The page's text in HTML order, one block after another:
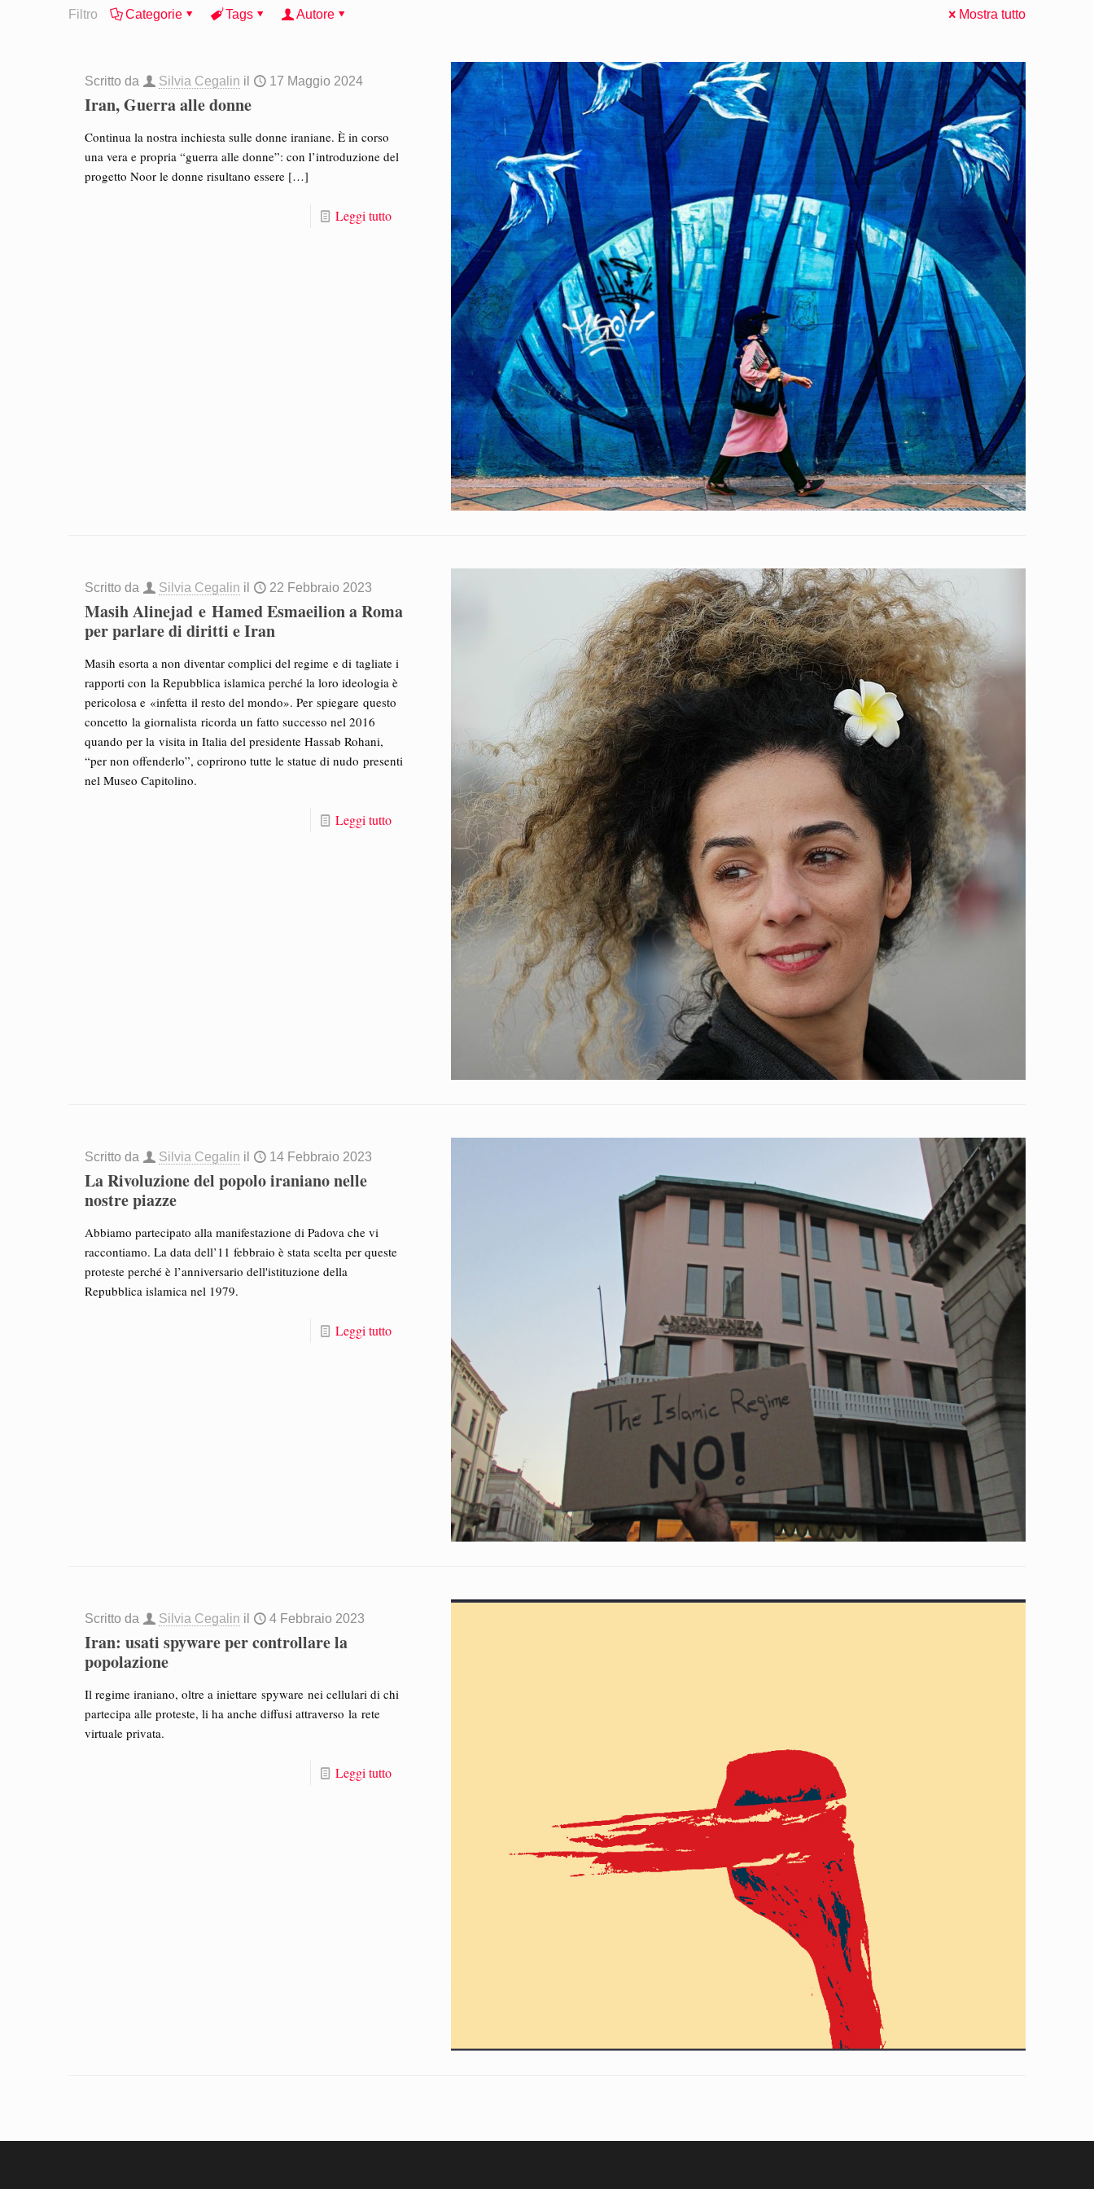
Filtro Categorie Tags Autore Mostra tutto
Scritto da Silvia Cegalin il 17 Maggio 2024
Iran, Guerra alle donne
Continua la nostra inchiesta sulle donne iraniane. È in corso
una vera e propria “guerra alle donne”: con l’introduzione del
progetto Noor le donne risultano essere […]
Leggi tutto
Scritto da Silvia Cegalin il 22 Febbraio 2023
Masih Alinejad e Hamed Esmaeilion a Roma
per parlare di diritti e Iran
Masih esorta a non diventar complici del regime e di tagliate i
rapporti con la Repubblica islamica perché la loro ideologia è
pericolosa e «infetta il resto del mondo». Per spiegare questo
concetto la giornalista ricorda un fatto successo nel 2016
quando per la visita in Italia del presidente Hassab Rohani,
“per non offenderlo”, coprirono tutte le statue di nudo presenti
nel Museo Capitolino.
Leggi tutto
Scritto da Silvia Cegalin il 14 Febbraio 2023
La Rivoluzione del popolo iraniano nelle
nostre piazze
Abbiamo partecipato alla manifestazione di Padova che vi
raccontiamo. La data dell’11 febbraio è stata scelta per queste
proteste perché è l’anniversario dell'istituzione della
Repubblica islamica nel 1979.
Leggi tutto
Scritto da Silvia Cegalin il 4 Febbraio 2023
Iran: usati spyware per controllare la
popolazione
Il regime iraniano, oltre a iniettare spyware nei cellulari di chi
partecipa alle proteste, li ha anche diffusi attraverso la rete
virtuale privata.
Leggi tutto